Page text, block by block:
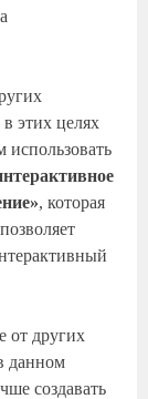
в этих целях
, которая
от других
данном
создавать